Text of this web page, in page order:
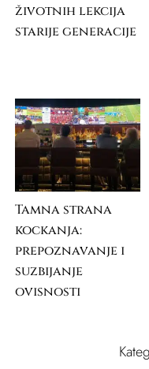
životnih lekcija
starije generacije
Tamna strana
kockanja:
prepoznavanje i
suzbijanje
ovisnosti